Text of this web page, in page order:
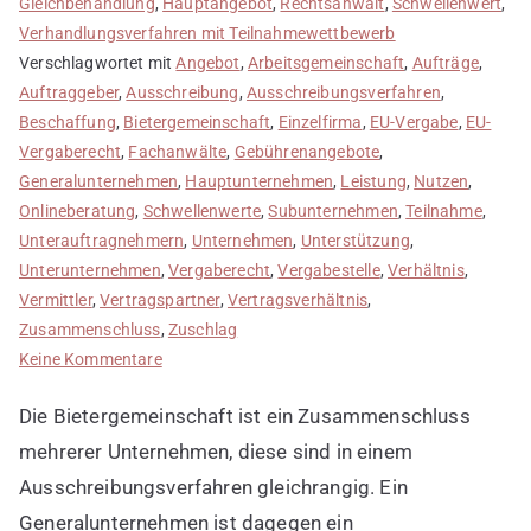
Verhandlungsverfahren mit Teilnahmewettbewerb
Verschlagwortet mitAngebot, Arbeitsgemeinschaft, Aufträge,
Auftraggeber,Ausschreibung, Ausschreibungsverfahren,
Beschaffung, Bietergemeinschaft, Einzelfirma, EU-Vergabe, EU-
Vergaberecht, Fachanwälte, Gebührenangebote,
Generalunternehmen, Hauptunternehmen, Leistung, Nutzen,
Onlineberatung, Schwellenwerte,Subunternehmen,Teilnahme,
Unterauftragnehmern, Unternehmen, Unterstützung,
Unterunternehmen,Vergaberecht,Vergabestelle,Verhältnis,
Vermittler,Vertragspartner, Vertragsverhältnis,
Zusammenschluss, Zuschlag
Keine Kommentarezu
Arbeitsgemeinschaft
und
Generalunternehmen
Die Bietergemeinschaft ist ein Zusammenschluss
mehrerer Unternehmen, diese sind in einem
Ausschreibungsverfahren gleichrangig. Ein
Generalunternehmen ist dagegen ein